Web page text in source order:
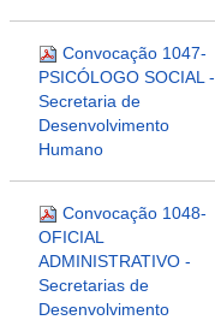
Convocação 1047-
PSICÓLOGO SOCIAL -
Secretaria de
Desenvolvimento
Humano
Convocação 1048-
OFICIAL
ADMINISTRATIVO -
Secretarias de
Desenvolvimento